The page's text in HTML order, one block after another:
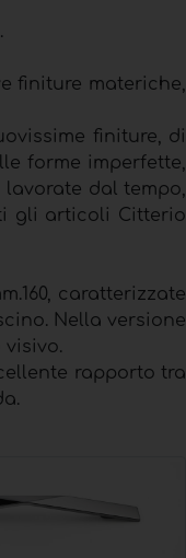
finiture materiche,
finiture, di
forme imperfette,
dal tempo,
gli articoli Citterio
caratterizzate
Nella versione
rapporto tra